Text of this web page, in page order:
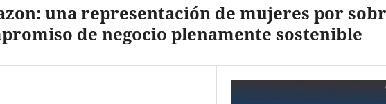
una representación de mujeres por
de negocio plenamente sostenible